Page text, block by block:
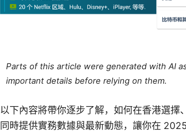
Parts of this article were generated with AI
important details before relying on them.
以下內容將帶你逐步了解，如何在香港選擇
同時提供實務數據與最新動態，讓你在